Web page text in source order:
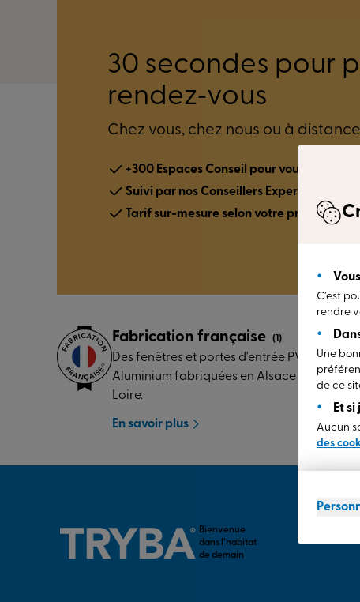
30 secondes pour
rendez‑vous
Chez vous, chez nous ou à
+300 Espaces Conseil pour vous accueillir
Suivi par nos Conseillers Experts
Tarif sur-mesure selon votre projet
Fabrication française (1)
Des fenêtres et portes d'entrée PVC et
Aluminium fabriquées en Alsace et Pays de
Loire.
En savoir plus
Bienvenue
dans l’habitat
de demain
C’est
rendre
Une
de ce
Et
Aucun
des